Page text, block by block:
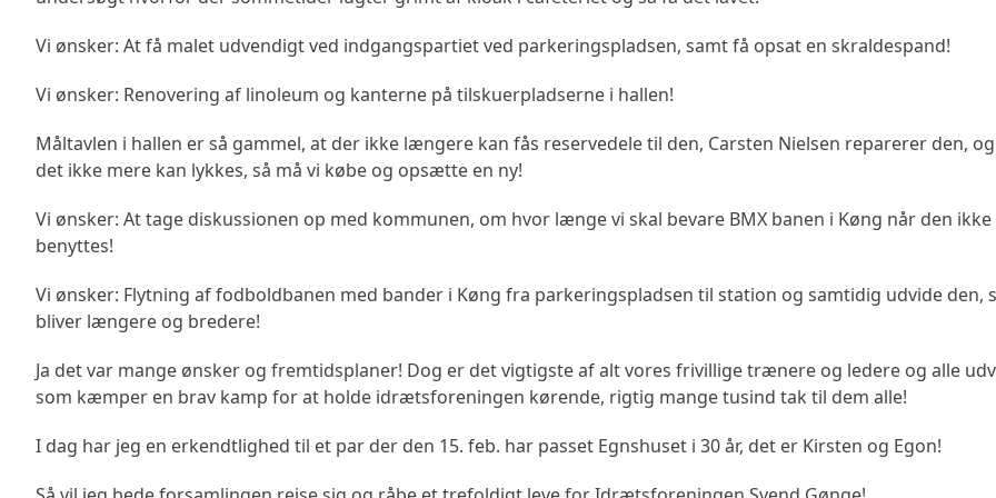
Vi ønsker: At få malet udvendigt ved indgangspartiet ved parkeringspladsen, samt få opsat en skraldespand!
Vi ønsker: Renovering af linoleum og kanterne på tilskuerpladserne i hallen!
Måltavlen i hallen er så gammel, at der ikke længere kan fås reservedele til den, Carsten Nielsen reparerer den,
det ikke mere kan lykkes, så må vi købe og opsætte en ny!
Vi ønsker: At tage diskussionen op med kommunen, om hvor længe vi skal bevare BMX banen i Køng når den ikke
benyttes!
Vi ønsker: Flytning af fodboldbanen med bander i Køng fra parkeringspladsen til station og samtidig udvide den,
bliver længere og bredere!
Ja det var mange ønsker og fremtidsplaner! Dog er det vigtigste af alt vores frivillige trænere og ledere og alle
som kæmper en brav kamp for at holde idrætsforeningen kørende, rigtig mange tusind tak til dem alle!
I dag har jeg en erkendtlighed til et par der den 15. feb. har passet Egnshuset i 30 år, det er Kirsten og Egon!